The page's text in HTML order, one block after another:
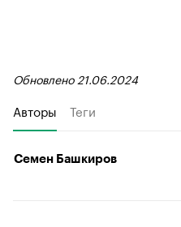
Обновлено 21.06.2024
Авторы Теги
Семен Башкиров